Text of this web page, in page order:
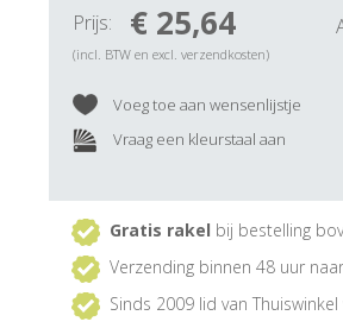
Prijs: € 25,64
(incl. BTW en excl. verzendkosten)
Voeg toe aan wensenlijstje
Vraag een kleurstaal aan
Gratis rakel bij bestelling
Verzending binnen 48 uur
Sinds 2009 lid van